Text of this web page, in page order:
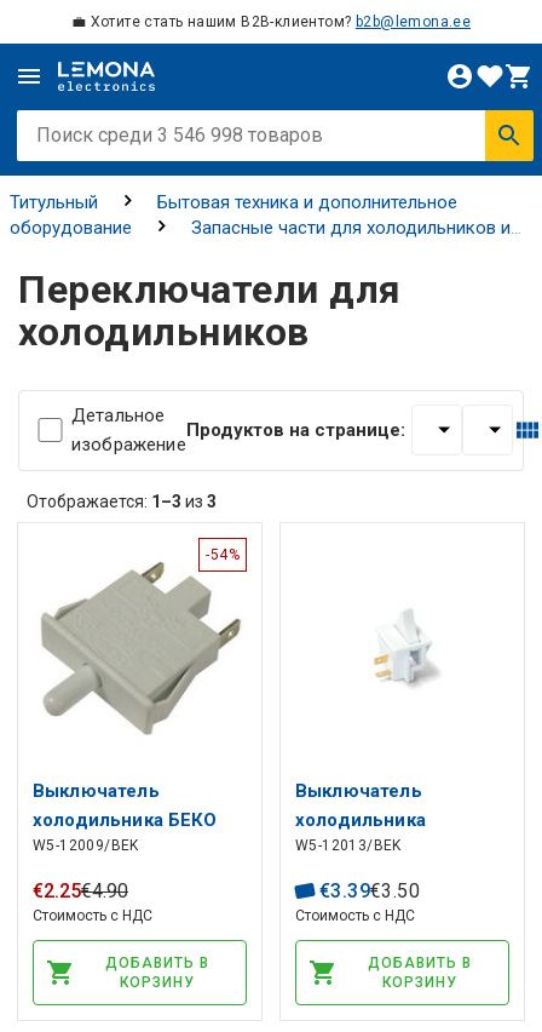
💼 Хотите стать нашим B2B-клиентом? b2b@lemona.ee
Титульный
Бытовая техника и дополнительное
оборудование
Запасные части для холодильников и
холодильников
Переключатели для
холодильников
Детальное
изображение
Продуктов на странице:
Отображается: 1–3 из 3
-54%
Выключатель
холодильника БЕКО
4224090000,
4224090085 Северная
Каролина
W5-12009/BEK
€2.25€4.90
Стоимость с НДС
ДОБАВИТЬ В
КОРЗИНУ
Выключатель
холодильника
4834220185,
4094880285 БЕКО
W5-12013/BEK
€3.39€3 .50
Стоимость с НДС
ДОБАВИТЬ В
КОРЗИНУ